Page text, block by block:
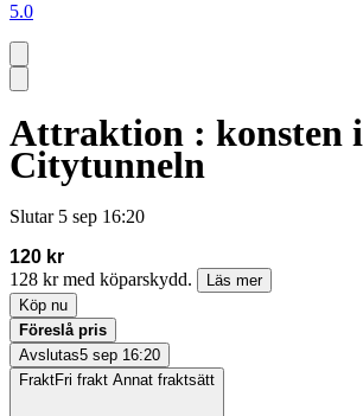
5.0
Attraktion : konsten i
Citytunneln
Slutar 5 sep 16:20
120 kr
128 kr med köparskydd.
Läs mer
Köp nu
Föreslå pris
Avslutas5 sep 16:20
FraktFri frakt Annat fraktsätt